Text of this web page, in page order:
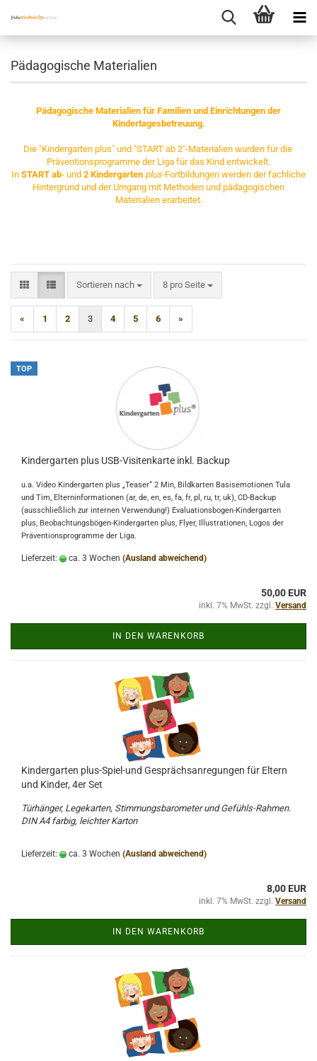
Pädagogische Materialien
Pädagogische Materialien für Familien und Einrichtungen der
Kindertagesbetreuung.
Die "Kindergarten plus" und "START ab 2"-Materialien wurden für die
Präventionsprogramme der Liga für das Kind entwickelt.
In START ab- und 2 Kindergarten plus-Fortbildungen werden der fachliche
Hintergrund und der Umgang mit Methoden und pädagogischen
Materialien erarbeitet.
Sortieren nach
Sortieren nach 8 pro Seite
pro Seite
« 1 2 3 4 5 6 »
TOP
Kindergarten plus USB-Visitenkarte inkl. Backup
u.a. Video Kindergarten plus „Teaser“ 2 Min, Bildkarten Basisemotionen Tula
und Tim, Elterninformationen (ar, de, en, es, fa, fr, pl, ru, tr, uk), CD-Backup
(ausschließlich zur internen Verwendung!) Evaluationsbogen-Kindergarten
plus, Beobachtungsbögen-Kindergarten plus, Flyer, Illustrationen, Logos der
Präventionsprogramme der Liga.
Lieferzeit: ca. 3 Wochen (Ausland abweichend)
50,00 EUR
inkl. 7% MwSt. zzgl. Versand
IN DEN WARENKORB
Kindergarten plus-Spiel-und Gesprächsanregungen für Eltern
und Kinder, 4er Set
Türhänger, Legekarten, Stimmungsbarometer und Gefühls-Rahmen.
DIN A4 farbig, leichter Karton
Lieferzeit: ca. 3 Wochen (Ausland abweichend)
8,00 EUR
inkl. 7% MwSt. zzgl. Versand
IN DEN WARENKORB